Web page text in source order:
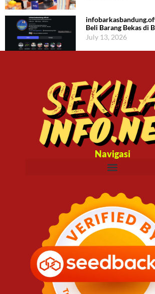
Beli Barang Bekas di
July 13, 2026
Navigasi